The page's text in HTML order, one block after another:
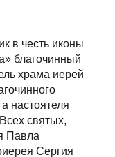
в честь иконы
благочинный
храма иерей
настоятеля
святых,
Павла
Сергия